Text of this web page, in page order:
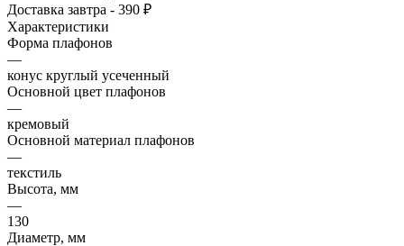
Доставка завтра - 390 ₽
Характеристики
Форма плафонов
—
конус круглый усеченный
Основной цвет плафонов
—
кремовый
Основной материал плафонов
—
текстиль
Высота, мм
—
130
Диаметр, мм